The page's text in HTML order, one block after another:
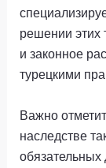
решении этих
и законное
турецкими
Важно
наследстве